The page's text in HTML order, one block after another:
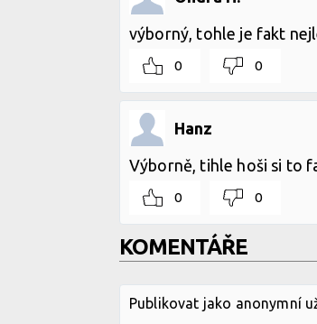
výborný, tohle je fakt
0 0
Hanz
Výborně, tihle hoši si to
0 0
KOMENTÁŘE
Publikovat jako anonymní